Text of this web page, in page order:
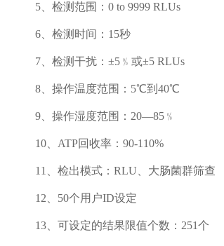
5、检测范围：0 to 9999 RLUs
6、检测时间：15秒
7、检测干扰：±5﹪或±5 RLUs
8、操作温度范围：5℃到40℃
9、操作湿度范围：20—85﹪
10、ATP回收率：90-110%
11、检出模式：RLU、大肠菌群筛查
12、50个用户ID设定
13、可设定的结果限值个数：251个